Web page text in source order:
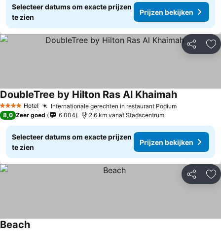
Selecteer datums om exacte prijzen
te zien
Prijzen bekijken
Delen
4 SterrenHotel Internationale gerechten in restaurant Podium
DoubleTree by Hilton Ras Al Khaimah
8,0 Zeer goed 6.004 2.6 km vanaf Stadscentrum
Selecteer datums om exacte prijzen
te zien
Prijzen bekijken
Delen
Beach